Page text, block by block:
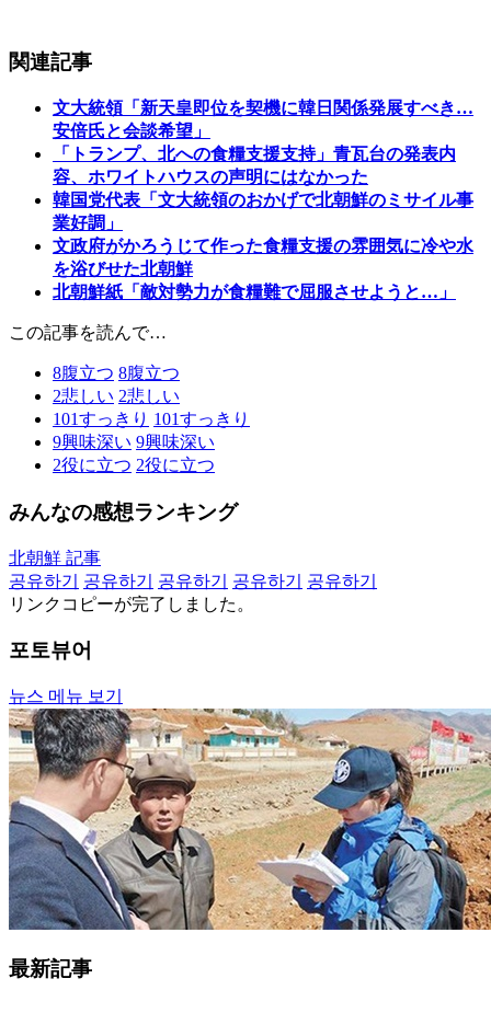
関連記事
文大統領「新天皇即位を契機に韓日関係発展すべき…
安倍氏と会談希望」
「トランプ、北への食糧支援支持」青瓦台の発表内
容、ホワイトハウスの声明にはなかった
韓国党代表「文大統領のおかげで北朝鮮のミサイル事
業好調」
文政府がかろうじて作った食糧支援の雰囲気に冷や水
を浴びせた北朝鮮
北朝鮮紙「敵対勢力が食糧難で屈服させようと…」
この記事を読んで…
8腹立つ 8腹立つ
2悲しい 2悲しい
101すっきり 101すっきり
9興味深い 9興味深い
2役に立つ 2役に立つ
みんなの感想ランキング
北朝鮮 記事
공유하기
공유하기 공유하기 공유하기
공유하기
リンクコピーが完了しました。
포토뷰어
뉴스 메뉴 보기
最新記事